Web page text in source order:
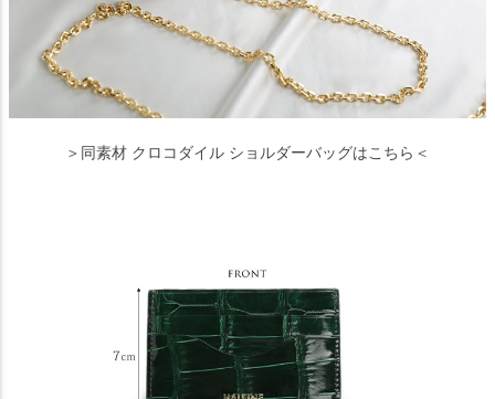
＞同素材 クロコダイル ショルダーバッグはこちら＜